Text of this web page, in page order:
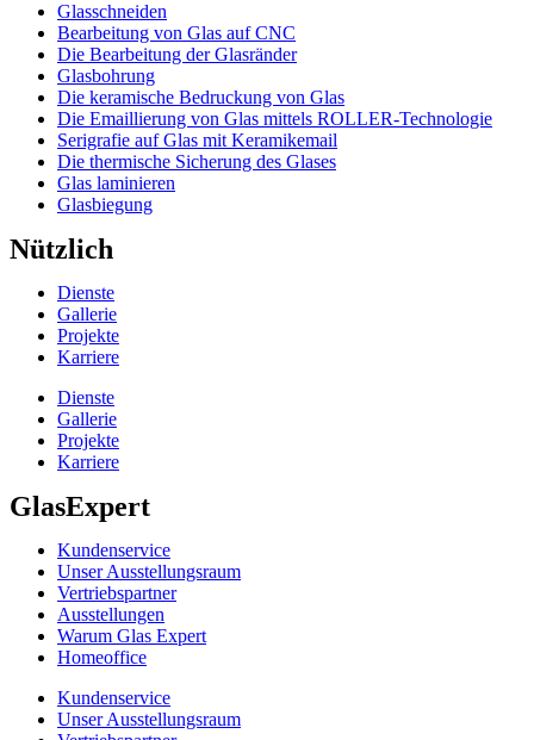
Glasschneiden
Bearbeitung von Glas auf CNC
Die Bearbeitung der Glasränder
Glasbohrung
Die keramische Bedruckung von Glas
Die Emaillierung von Glas mittels ROLLER-Technologie
Serigrafie auf Glas mit Keramikemail
Die thermische Sicherung des Glases
Glas laminieren
Glasbiegung
Nützlich
Dienste
Gallerie
Projekte
Karriere
Dienste
Gallerie
Projekte
Karriere
GlasExpert
Kundenservice
Unser Ausstellungsraum
Vertriebspartner
Ausstellungen
Warum Glas Expert
Homeoffice
Kundenservice
Unser Ausstellungsraum